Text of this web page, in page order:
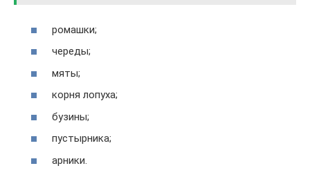
ромашки;
череды;
мяты;
корня лопуха;
бузины;
пустырника;
арники.